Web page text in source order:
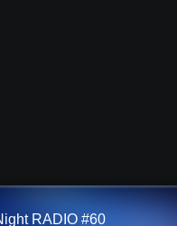
RADIO #60